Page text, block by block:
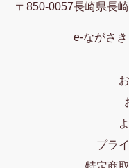
〒850-0057長崎県長
e-ながさ
プラ